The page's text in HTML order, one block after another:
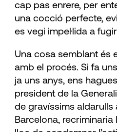
cap pas enrere, per
una cocció perfecte,
es vegi impel·lida a
Una cosa semblant és
amb el procés. Si fa
ja uns anys, ens
president de la
de gravíssims aldarulls
Barcelona, recriminaria